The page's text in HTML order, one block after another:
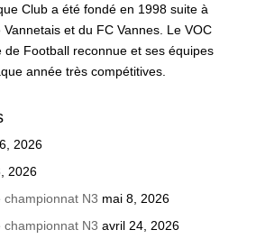
Club a été fondé en 1998 suite à
et du FC Vannes. Le VOC
de Football reconnue et ses équipes
année très compétitives.
2026
2026
N3 mai 8, 2026
N3 avril 24, 2026